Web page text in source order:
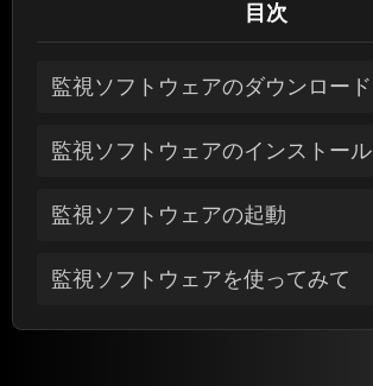
目次
監視ソフトウェアのダウンロード
監視ソフトウェアのインストール
監視ソフトウェアの起動
監視ソフトウェアを使ってみて